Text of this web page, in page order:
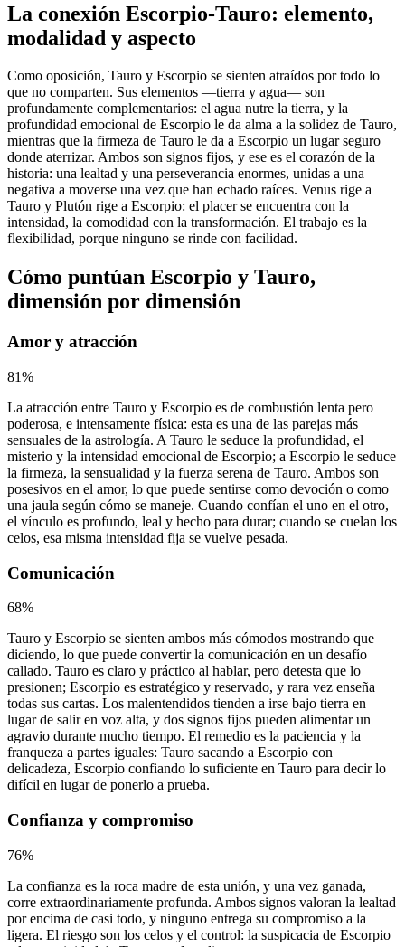
La conexión Escorpio-Tauro: elemento,
modalidad y aspecto
Como oposición, Tauro y Escorpio se sienten atraídos por todo lo
que no comparten. Sus elementos —tierra y agua— son
profundamente complementarios: el agua nutre la tierra, y la
profundidad emocional de Escorpio le da alma a la solidez de Tauro,
mientras que la firmeza de Tauro le da a Escorpio un lugar seguro
donde aterrizar. Ambos son signos fijos, y ese es el corazón de la
historia: una lealtad y una perseverancia enormes, unidas a una
negativa a moverse una vez que han echado raíces. Venus rige a
Tauro y Plutón rige a Escorpio: el placer se encuentra con la
intensidad, la comodidad con la transformación. El trabajo es la
flexibilidad, porque ninguno se rinde con facilidad.
Cómo puntúan Escorpio y Tauro,
dimensión por dimensión
Amor y atracción
81%
La atracción entre Tauro y Escorpio es de combustión lenta pero
poderosa, e intensamente física: esta es una de las parejas más
sensuales de la astrología. A Tauro le seduce la profundidad, el
misterio y la intensidad emocional de Escorpio; a Escorpio le seduce
la firmeza, la sensualidad y la fuerza serena de Tauro. Ambos son
posesivos en el amor, lo que puede sentirse como devoción o como
una jaula según cómo se maneje. Cuando confían el uno en el otro,
el vínculo es profundo, leal y hecho para durar; cuando se cuelan los
celos, esa misma intensidad fija se vuelve pesada.
Comunicación
68%
Tauro y Escorpio se sienten ambos más cómodos mostrando que
diciendo, lo que puede convertir la comunicación en un desafío
callado. Tauro es claro y práctico al hablar, pero detesta que lo
presionen; Escorpio es estratégico y reservado, y rara vez enseña
todas sus cartas. Los malentendidos tienden a irse bajo tierra en
lugar de salir en voz alta, y dos signos fijos pueden alimentar un
agravio durante mucho tiempo. El remedio es la paciencia y la
franqueza a partes iguales: Tauro sacando a Escorpio con
delicadeza, Escorpio confiando lo suficiente en Tauro para decir lo
difícil en lugar de ponerlo a prueba.
Confianza y compromiso
76%
La confianza es la roca madre de esta unión, y una vez ganada,
corre extraordinariamente profunda. Ambos signos valoran la lealtad
por encima de casi todo, y ninguno entrega su compromiso a la
ligera. El riesgo son los celos y el control: la suspicacia de Escorpio